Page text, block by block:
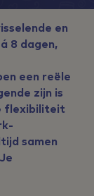
en
8 dagen,
een reële
zijn is
flexibiliteit
samen